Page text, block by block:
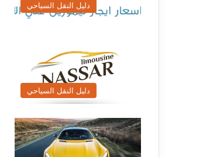
دليل النقل السياحي
دليل النقل السياحي